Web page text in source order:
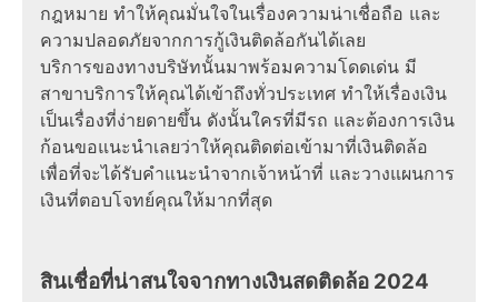
กฎหมาย ทำให้คุณมั่นใจในเรื่องความน่าเชื่อถือ และ
ความปลอดภัยจากการกู้เงินติดล้อกันได้เลย
บริการของทางบริษัทนั้นมาพร้อมความโดดเด่น มี
สาขาบริการให้คุณได้เข้าถึงทั่วประเทศ ทำให้เรื่องเงิน
เป็นเรื่องที่ง่ายดายขึ้น ดังนั้นใครที่มีรถ และต้องการเงิน
ก้อนขอแนะนำเลยว่าให้คุณติดต่อเข้ามาที่เงินติดล้อ
เพื่อที่จะได้รับคำแนะนำจากเจ้าหน้าที่ และวางแผนการ
เงินที่ตอบโจทย์คุณให้มากที่สุด
สินเชื่อที่น่าสนใจจากทางเงินสดติดล้อ 2024